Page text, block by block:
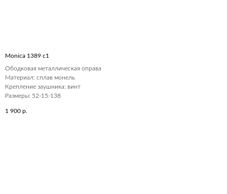
Monica 1389 c1
Ободковая металлическая оправа
Материал: сплав монель
Крепление заушника: винт
Размеры: 52-15-138
1 900 р.